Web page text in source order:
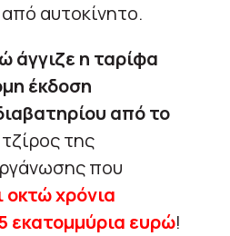
αυτοκίνητο.
άγγιζε η ταρίφα
έκδοση
από το
της
που
οκτώ χρόνια
εκατομμύρια ευρώ!